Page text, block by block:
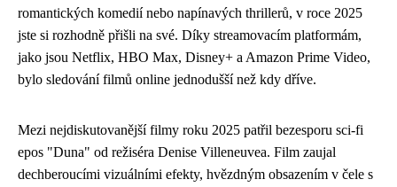
romantických komedií nebo napínavých thrillerů, v roce 2025
jste si rozhodně přišli na své. Díky streamovacím platformám,
jako jsou Netflix, HBO Max, Disney+ a Amazon Prime Video,
bylo sledování filmů online jednodušší než kdy dříve.
Mezi nejdiskutovanější filmy roku 2025 patřil bezesporu sci-fi
epos "Duna" od režiséra Denise Villeneuvea. Film zaujal
dechberoucími vizuálními efekty, hvězdným obsazením v čele s